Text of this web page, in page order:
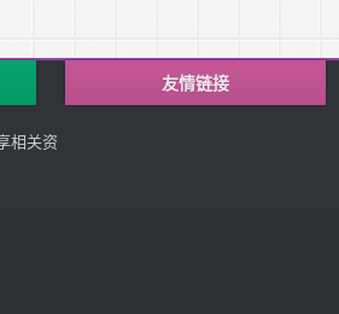
相关资
友情链接